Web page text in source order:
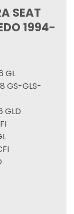
SEAT
1994-
GL
GS-GLS-
GLD